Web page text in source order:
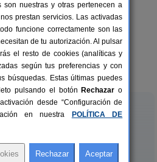
2-12 pers.
desde60 €
Picachico
son nuestras y otras pertenecen a
prestan servicios. Las activadas
funcione correctamente son las
de tu autorización. Al pulsar
el resto de cookies (analíticas y
según tus preferencias y con
búsquedas. Estas últimas puedes
pulsando el botón Rechazar o
desde “Configuración de
en nuestra
POLÍTICA DE